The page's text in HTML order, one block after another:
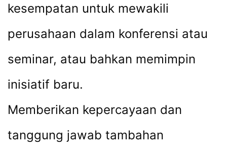
kesempatan untuk mewakili
perusahaan dalam konferensi atau
seminar, atau bahkan memimpin
inisiatif baru.
Memberikan kepercayaan dan
tanggung jawab tambahan